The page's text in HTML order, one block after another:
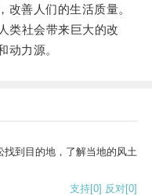
改善人们的生活质量。
社会带来巨大的改
动力源。
找到目的地，了解当地的风土
支持[0] 反对[0]